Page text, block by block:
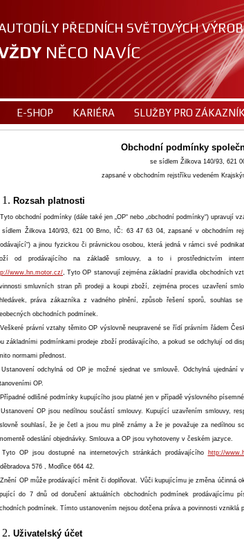
PŘEDNÍCH SVĚTOVÝCH
NĚCO NAVÍC
E-SHOP KARIÉRA SLUŽBY PRO
Obchodní podmínky
se sídlem Žilkova 140/93, 621
zapsané v obchodním rejstříku vedeném
Rozsah platnosti
obchodní podmínky (dále také jen „OP“ nebo „obchodní podmínky“)
sídlem Žilkova 140/93, 621 00 Brno, IČ: 63 47 63 04, zapsané v obchodním
a jinou fyzickou či právnickou osobou, která jedná v rámci své
od prodávajícího na základě smlouvy, a to i prostřednictvím
www.hn.motor.cz/, Tyto OP stanovují zejména základní pravidla obchodních
smluvních stran při prodeji a koupi zboží, zejména proces uzavření
práva zákazníka z vadného plnění, způsob řešení sporů, souhlas
obchodních podmínek.
právní vztahy těmito OP výslovně neupravené se řídí právním řádem
základními podmínkami prodeje zboží prodávajícího, a pokud se odchylují od
normami přednost.
odchylná od OP je možné sjednat ve smlouvě. Odchylná
OP.
odlišné podmínky kupujícího jsou platné jen v případě výslovného
OP jsou nedílnou součástí smlouvy. Kupující uzavřením smlouvy,
souhlasí, že je četl a jsou mu plně známy a že je považuje za nedílnou
odeslání objednávky. Smlouva a OP jsou vyhotoveny v českém jazyce.
OP jsou dostupné na internetových stránkách prodávajícího
http://
576 , Modřice 664 42.
OP může prodávající měnit či doplňovat. Vůči kupujícímu je změna účinná
do 7 dnů od doručení aktuálních obchodních podmínek prodávajícímu
podmínek. Tímto ustanovením nejsou dotčena práva a povinnosti vzniklá
Uživatelský účet